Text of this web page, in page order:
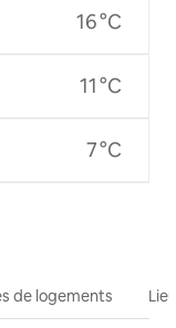
16 °C
11 °C
7 °C
de logements